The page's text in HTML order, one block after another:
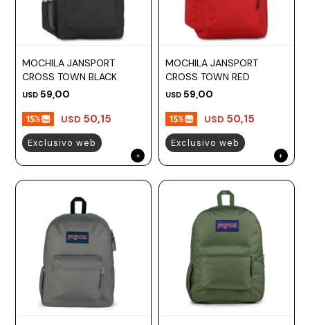
MOCHILA JANSPORT
CROSS TOWN BLACK
USD 59,00
USD 50,15
Exclusivo web
MOCHILA JANSPORT
CROSS TOWN RED
USD 59,00
USD 50,15
Exclusivo web